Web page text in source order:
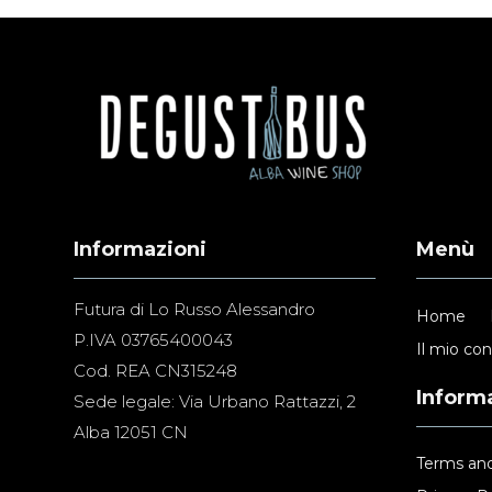
Informazioni
Futura di Lo Russo Alessandro
P.IVA 03765400043
Cod. REA CN315248
Sede legale: Via Urbano Rattazzi, 2
Alba 12051 CN
Menù
Home
Il mio
Terms